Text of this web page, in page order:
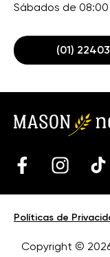
Sábados de 08:00
(01)
Copyright ©
Políticas de